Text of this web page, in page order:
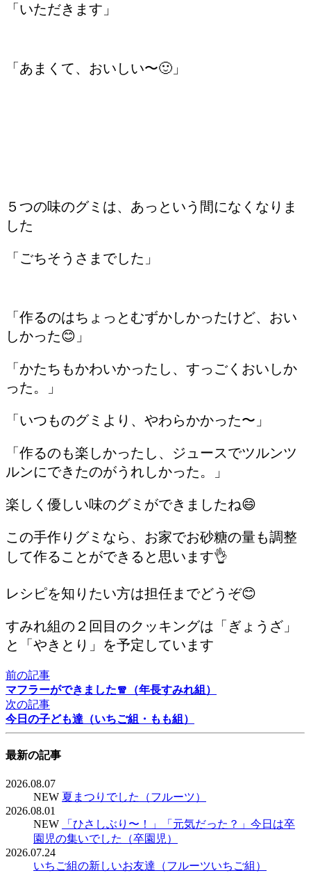
「いただきます」
「あまくて、おいしい〜🙂」
５つの味のグミは、あっという間になくなりま
した
「ごちそうさまでした」
「作るのはちょっとむずかしかったけど、おい
しかった😊」
「かたちもかわいかったし、すっごくおいしか
った。」
「いつものグミより、やわらかかった〜」
「作るのも楽しかったし、ジュースでツルンツ
ルンにできたのがうれしかった。」
楽しく優しい味のグミができましたね😄
この手作りグミなら、お家でお砂糖の量も調整
して作ることができると思います👌
レシピを知りたい方は担任までどうぞ😊
すみれ組の２回目のクッキングは「ぎょうざ」
と「やきとり」を予定しています
前の記事
マフラーができました🧣（年長すみれ組）
次の記事
今日の子ども達（いちご組・もも組）
最新の記事
2026.08.07
NEW 夏まつりでした（フルーツ）
2026.08.01
NEW
「ひさしぶり〜！」「元気だった？」今日は卒
園児の集いでした（卒園児）
2026.07.24
いちご組の新しいお友達（フルーツいちご組）